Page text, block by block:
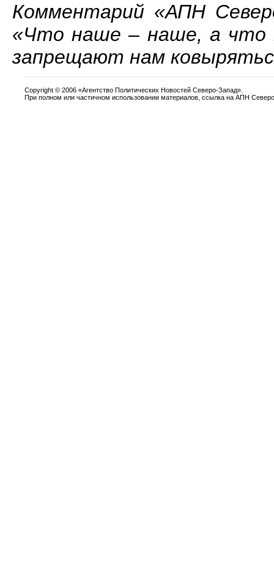
Комментарий «АПН
«Что наше – наше, а
запрещают нам
Copyright © 2006 «Агентство Политических Новостей Северо-Запад».
При полном или частичном использовании материалов, ссылка на АПН